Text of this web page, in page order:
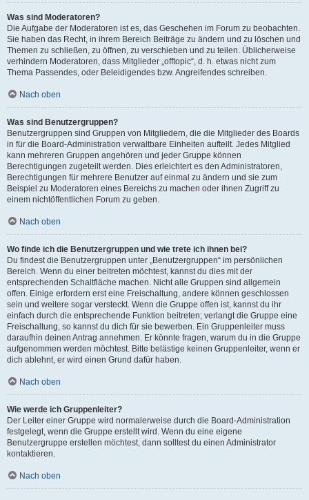
Was sind Moderatoren?
Die Aufgabe der Moderatoren ist es, das Geschehen im Forum zu beobachten.
Sie haben das Recht, in ihrem Bereich Beiträge zu ändern und zu löschen und
Themen zu schließen, zu öffnen, zu verschieben und zu teilen. Üblicherweise
verhindern Moderatoren, dass Mitglieder „offtopic“, d. h. etwas nicht zum
Thema Passendes, oder Beleidigendes bzw. Angreifendes schreiben.
Nach oben
Was sind Benutzergruppen?
Benutzergruppen sind Gruppen von Mitgliedern, die die Mitglieder des Boards
in für die Board-Administration verwaltbare Einheiten aufteilt. Jedes Mitglied
kann mehreren Gruppen angehören und jeder Gruppe können
Berechtigungen zugeteilt werden. Dies erleichtert es den Administratoren,
Berechtigungen für mehrere Benutzer auf einmal zu ändern und sie zum
Beispiel zu Moderatoren eines Bereichs zu machen oder ihnen Zugriff zu
einem nichtöffentlichen Forum zu geben.
Nach oben
Wo finde ich die Benutzergruppen und wie trete ich ihnen bei?
Du findest die Benutzergruppen unter „Benutzergruppen“ im persönlichen
Bereich. Wenn du einer beitreten möchtest, kannst du dies mit der
entsprechenden Schaltfläche machen. Nicht alle Gruppen sind allgemein
offen. Einige erfordern erst eine Freischaltung, andere können geschlossen
sein und weitere sogar versteckt. Wenn die Gruppe offen ist, kannst du ihr
einfach durch die entsprechende Funktion beitreten; verlangt die Gruppe eine
Freischaltung, so kannst du dich für sie bewerben. Ein Gruppenleiter muss
daraufhin deinen Antrag annehmen. Er könnte fragen, warum du in die Gruppe
aufgenommen werden möchtest. Bitte belästige keinen Gruppenleiter, wenn er
dich ablehnt, er wird einen Grund dafür haben.
Nach oben
Wie werde ich Gruppenleiter?
Der Leiter einer Gruppe wird normalerweise durch die Board-Administration
festgelegt, wenn die Gruppe erstellt wird. Wenn du eine eigene
Benutzergruppe erstellen möchtest, dann solltest du einen Administrator
kontaktieren.
Nach oben